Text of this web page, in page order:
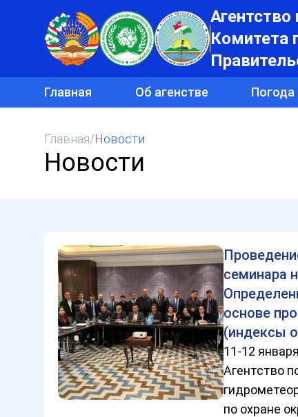
Агентство
Комитета
Главная Об агенстве Погода
Главная/Новости
Новости
семинара
основе
(индексы
11-12
Агентство
по охране